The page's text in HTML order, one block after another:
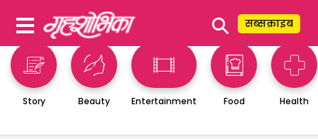
⚲ सब्सक्राइब
Story Beauty Entertainment Food Health